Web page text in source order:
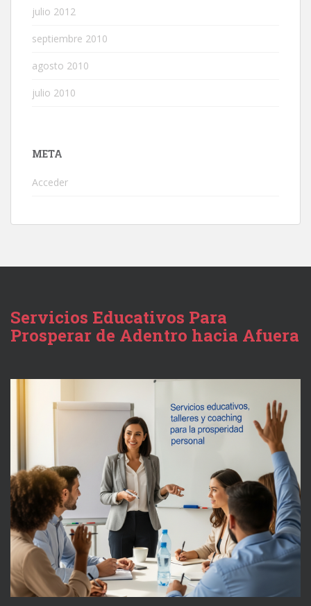
julio 2012
septiembre 2010
agosto 2010
julio 2010
META
Acceder
Servicios Educativos Para
Prosperar de Adentro hacia Afuera